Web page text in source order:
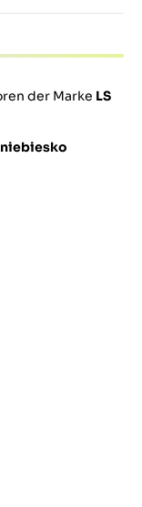
der Marke LS
niebiesko